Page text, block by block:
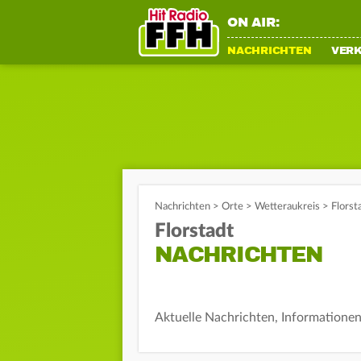
ON AIR:
NACHRICHTEN
Nachrichten > Orte > Wetteraukreis >
Florstadt
NACHRICHTEN
Aktuelle Nachrichten,